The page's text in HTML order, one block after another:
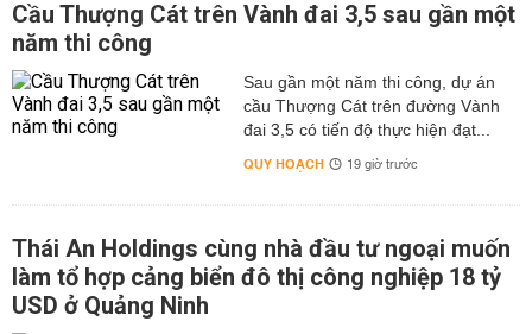
Cầu Thượng Cát trên Vành đai 3,5 sau gần một
năm thi công
Sau gần một năm thi công, dự án
cầu Thượng Cát trên đường Vành
đai 3,5 có tiến độ thực hiện đạt...
QUY HOẠCH 19 giờ trước
Thái An Holdings cùng nhà đầu tư ngoại muốn
làm tổ hợp cảng biển đô thị công nghiệp 18 tỷ
USD ở Quảng Ninh